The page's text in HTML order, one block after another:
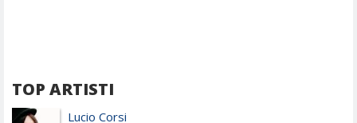
TOP ARTISTI
Lucio Corsi